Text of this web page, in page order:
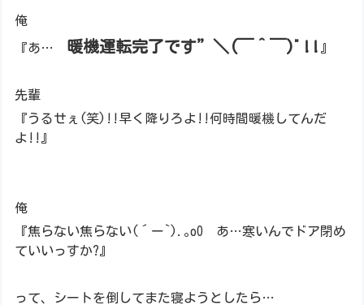
俺
『あ… 暖機運転完了です”＼(￣＾￣)ﾞ!! 』
先輩
『うるせぇ(笑)!!早く降りろよ!!何時間暖機してんだ
よ!!』
俺
『焦らない焦らない(´ー`).｡oO あ…寒いんでドア閉め
ていいっすか?』
って、シートを倒してまた寝ようとしたら…